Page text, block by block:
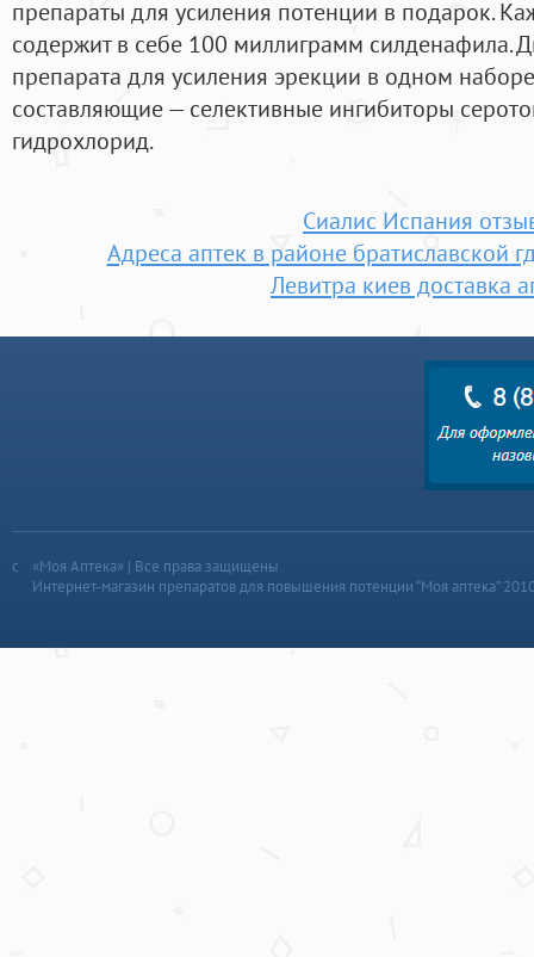
препараты для усиления потенции в подарок.
содержит в себе 100 миллиграмм силденафила.
препарата для усиления эрекции в одном
составляющие — селективные ингибиторы
гидрохлорид.
Сиалис Испания
Адреса аптек в районе братиславской
Левитра киев доставка
«Моя Аптека» | Все права защищены
Интернет-магазин препаратов для повышения потенции “Моя аптека”